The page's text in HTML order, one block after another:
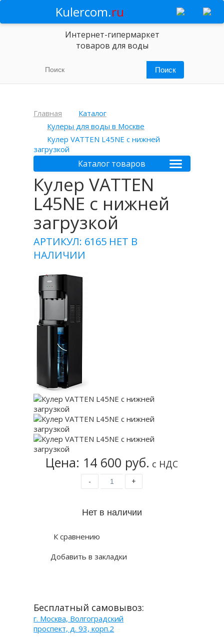
Kulercom.ru
Интернет-гипермаркет
товаров для воды
Главная
Каталог
Кулеры для воды в Москве
Кулер VATTEN L45NE с нижней
загрузкой
Каталог товаров
Кулер VATTEN
L45NE с нижней
загрузкой
АРТИКУЛ: 6165 НЕТ В
НАЛИЧИИ
Цена: 14 600 руб. с НДС
- +
К сравнению
Добавить в закладки
Бесплатный самовывоз:
г. Москва, Волгоградский
проспект, д. 93, корп.2